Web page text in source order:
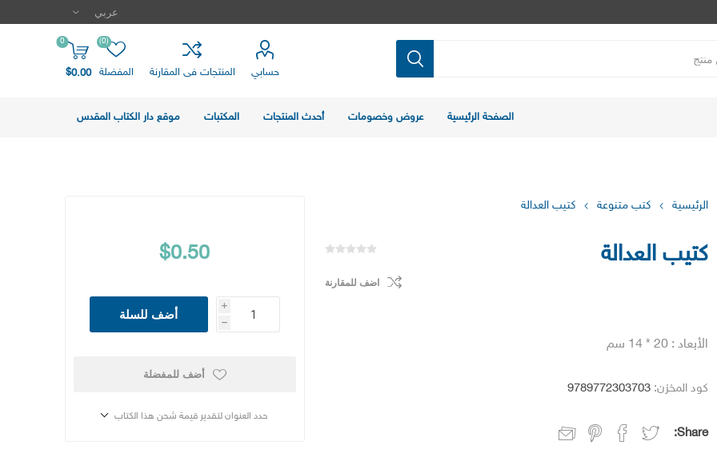
حسابي المنتجات فى المقارنة المفضلة
(0)
0
$0.00
الصفحة الرئيسية عروض وخصومات أحدث المنتجات المكتبات موقع دار الكتاب المقدس
الرئيسية كتب متنوعة كتيب العدالة
كتيب العدالة
اضف للمقارنة
الأبعاد : 20 * 14 سم
كود المخزن: 9789772303703
Share:
$0.50
i
h
أضف للسلة
أضف للمفضلة
حدد العنوان لتقدير قيمة شحن هذا الكتاب